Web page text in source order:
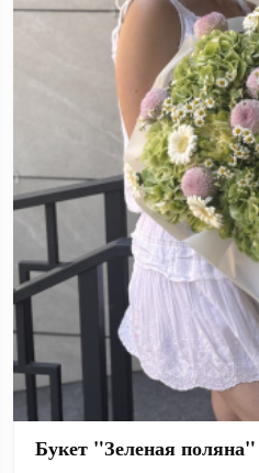
Букет "Зеленая поляна"